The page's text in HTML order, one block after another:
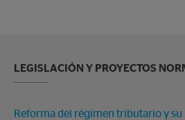
LEGISLACIÓN Y PROYECTOS
Reforma del régimen tributario y su